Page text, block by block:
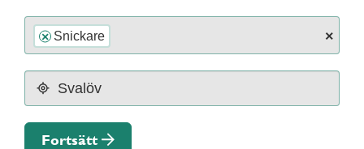
×
× Snickare
Fortsätt